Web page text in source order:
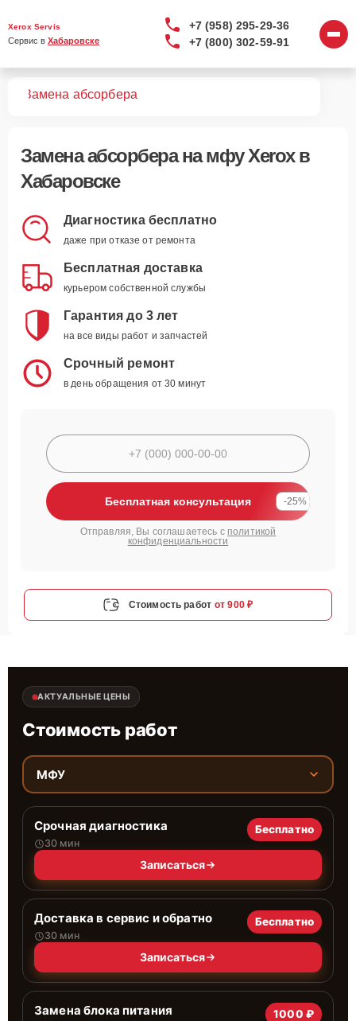
Xerox Servis
Сервис в Хабаровске
+7 (958) 295-29-36
+7 (800) 302-59-91
Замена абсорбера
Замена абсорберана мфу Xerox в
Хабаровске
Диагностика бесплатно
даже при отказе от ремонта
Бесплатная доставка
курьером собственной службы
Гарантия до 3 лет
на все виды работ и запчастей
Срочный ремонт
в день обращения от 30 минут
Бесплатная консультация -25%
Отправляя, Вы соглашаетесь с политикой
конфиденциальности
Стоимость работ от 900 ₽
АКТУАЛЬНЫЕ ЦЕНЫ
Стоимость работ
МФУ
Срочная диагностика
30 мин
Бесплатно
Записаться
Доставка в сервис и обратно
30 мин
Бесплатно
Записаться
Замена блока питания 1000 ₽